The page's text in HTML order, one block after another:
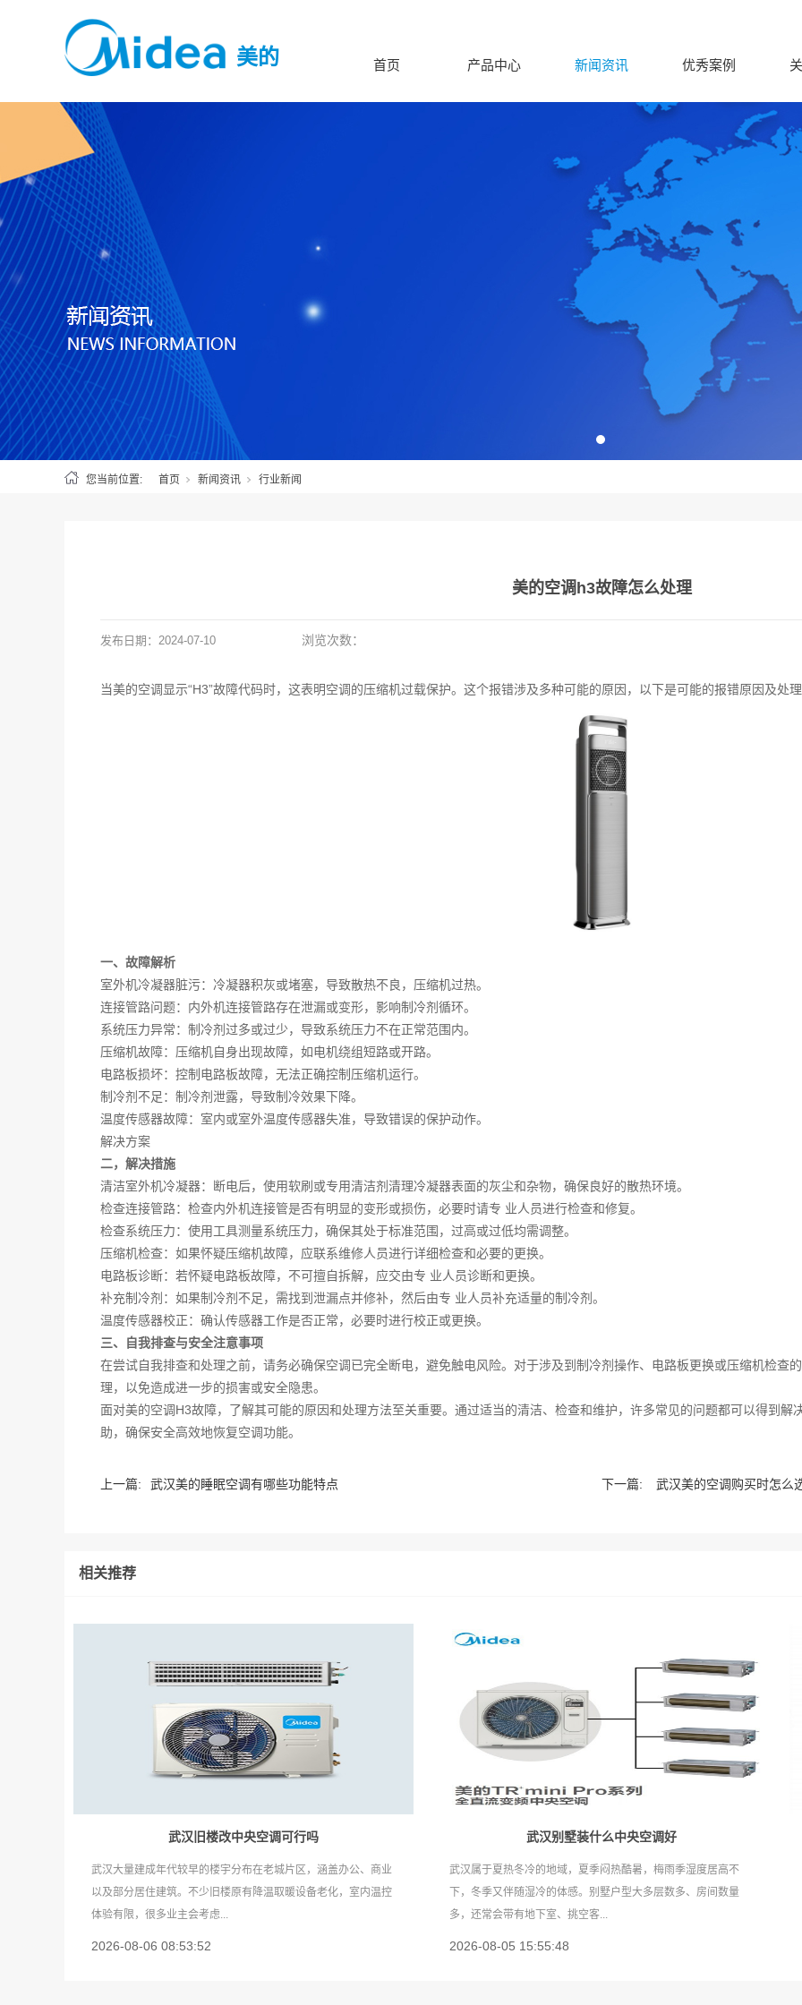
美的 首页 产品中心 新闻资讯 优秀案例
您当前位置: 首页 新闻资讯 行业新闻
美的空调h3故障怎么处理
发布日期： 2024-07-10 浏览次数：
当美的空调显示“H3”故障代码时，这表明空调的压缩机过载保护。这个报错涉及多种可能的原因，以下是可能的报错原因及处
一、故障解析
室外机冷凝器脏污：冷凝器积灰或堵塞，导致散热不良，压缩机过热。
连接管路问题：内外机连接管路存在泄漏或变形，影响制冷剂循环。
系统压力异常：制冷剂过多或过少，导致系统压力不在正常范围内。
压缩机故障：压缩机自身出现故障，如电机绕组短路或开路。
电路板损坏：控制电路板故障，无法正确控制压缩机运行。
制冷剂不足：制冷剂泄露，导致制冷效果下降。
温度传感器故障：室内或室外温度传感器失准，导致错误的保护动作。
解决方案
二，解决措施
清洁室外机冷凝器：断电后，使用软刷或专用清洁剂清理冷凝器表面的灰尘和杂物，确保良好的散热环境。
检查连接管路：检查内外机连接管是否有明显的变形或损伤，必要时请专 业人员进行检查和修复。
检查系统压力：使用工具测量系统压力，确保其处于标准范围，过高或过低均需调整。
压缩机检查：如果怀疑压缩机故障，应联系维修人员进行详细检查和必要的更换。
电路板诊断：若怀疑电路板故障，不可擅自拆解，应交由专 业人员诊断和更换。
补充制冷剂：如果制冷剂不足，需找到泄漏点并修补，然后由专 业人员补充适量的制冷剂。
温度传感器校正：确认传感器工作是否正常，必要时进行校正或更换。
三、自我排查与安全注意事项
在尝试自我排查和处理之前，请务必确保空调已完全断电，避免触电风险。对于涉及到制冷剂操作、电路板更换或压缩机检查
理，以免造成进一步的损害或安全隐患。
面对美的空调H3故障，了解其可能的原因和处理方法至关重要。通过适当的清洁、检查和维护，许多常见的问题都可以得到
助，确保安全高效地恢复空调功能。‍
上一篇: 武汉美的睡眠空调有哪些功能特点 下一篇: 武汉美的空调购买时怎么
相关推荐
武汉旧楼改中央空调可行吗
武汉大量建成年代较早的楼宇分布在老城片区，涵盖办公、商业
以及部分居住建筑。不少旧楼原有降温取暖设备老化，室内温控
体验有限，很多业主会考虑...
2026-08-06 08:53:52
武汉别墅装什么中央空调好
武汉属于夏热冬冷的地域，夏季闷热酷暑，梅雨季湿度居高不
下，冬季又伴随湿冷的体感。别墅户型大多层数多、房间数量
多，还常会带有地下室、挑空客...
2026-08-05 15:55:48